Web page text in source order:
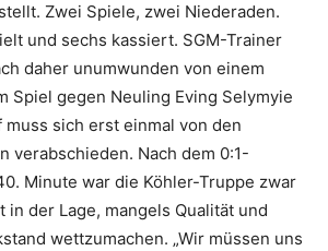
Zwei Spiele, zwei Niederaden.
und sechs kassiert. SGM-Trainer
daher unumwunden von einem
Spiel gegen Neuling Eving Selymyie
muss sich erst einmal von den
verabschieden. Nach dem 0:1-
Minute war die Köhler-Truppe zwar
in der Lage, mangels Qualität und
wettzumachen. „Wir müssen uns